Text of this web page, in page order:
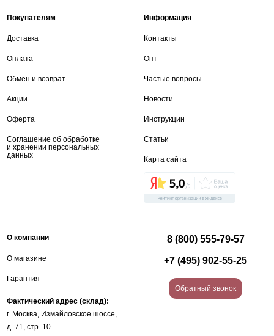
Покупателям
Доставка
Оплата
Обмен и возврат
Акции
Оферта
Соглашение об обработке
и хранении персональных
данных
Информация
Контакты
Опт
Частые вопросы
Новости
Инструкции
Статьи
Карта сайта
О компании
О магазине
Гарантия
Фактический адрес (склад):
г. Москва, Измайловское шоссе,
д. 71, стр. 10.
8 (800) 555-79-57
+7 (495) 902-55-25
Обратный звонок